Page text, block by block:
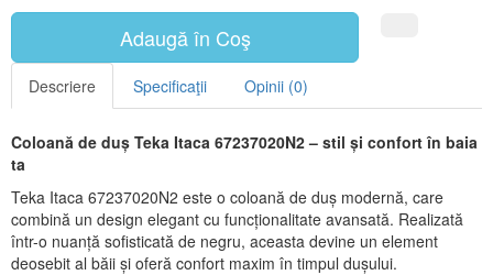
Adaugă în Coş
Descriere Specificaţii Opinii (0)
Coloană de duș Teka Itaca 67237020N2 – stil și confort în baia
ta
Teka Itaca 67237020N2 este o coloană de duș modernă, care
combină un design elegant cu funcționalitate avansată. Realizată
într-o nuanță sofisticată de negru, aceasta devine un element
deosebit al băii și oferă confort maxim în timpul dușului.